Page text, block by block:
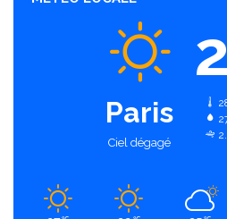
Paris
Ciel dégagé